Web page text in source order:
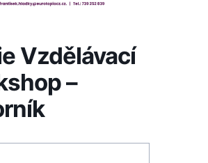
Vzdělávací
–